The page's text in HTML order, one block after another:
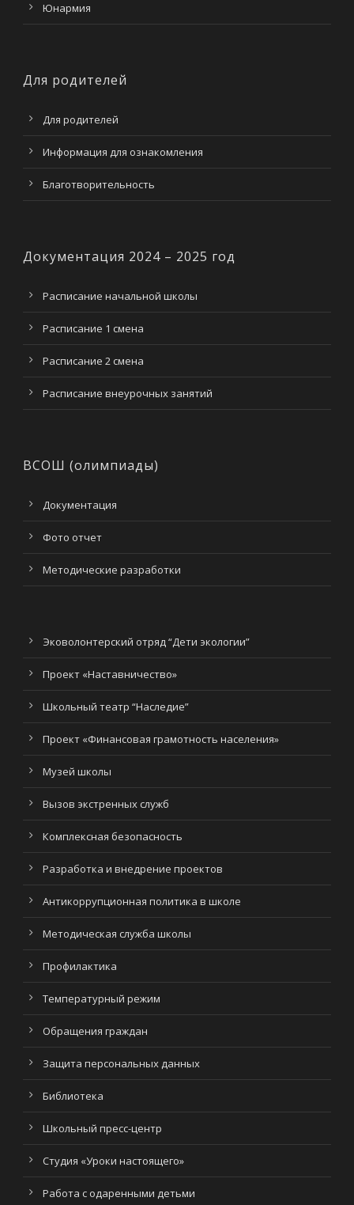
Юнармия
Для родителей
Для родителей
Информация для ознакомления
Благотворительность
Документация 2024 – 2025 год
Расписание начальной школы
Расписание 1 смена
Расписание 2 смена
Расписание внеурочных занятий
ВСОШ (олимпиады)
Документация
Фото отчет
Методические разработки
Эковолонтерский отряд “Дети экологии”
Проект «Наставничество»
Школьный театр “Наследие”
Проект «Финансовая грамотность населения»
Музей школы
Вызов экстренных служб
Комплексная безопасность
Разработка и внедрение проектов
Антикоррупционная политика в школе
Методическая служба школы
Профилактика
Температурный режим
Обращения граждан
Защита персональных данных
Библиотека
Школьный пресс-центр
Студия «Уроки настоящего»
Работа с одаренными детьми